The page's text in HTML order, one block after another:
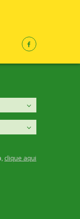
clique aqui